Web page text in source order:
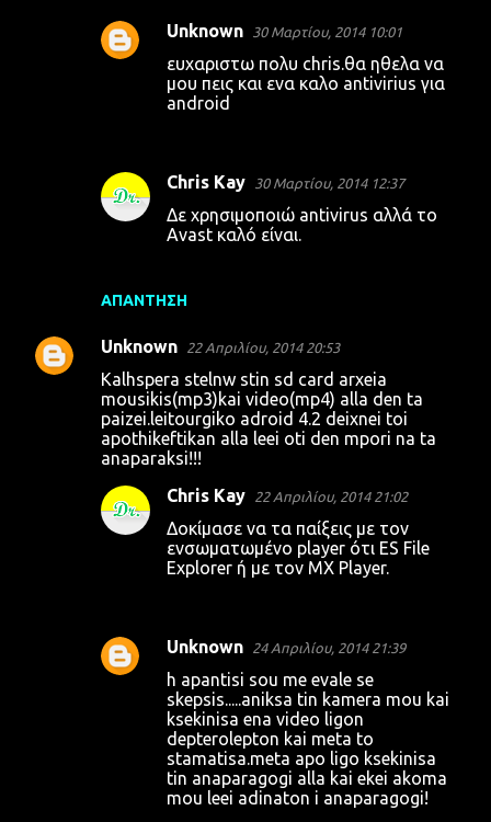
ΑΠΆΝΤΗΣΗ
Unknown 30 Μαρτίου, 2014 10:01
ευχαριστω πολυ chris.θα ηθελα να
μου πεις και ενα καλο antivirius για
android
Chris Kay 30 Μαρτίου, 2014 12:37
Δε χρησιμοποιώ antivirus αλλά το
Avast καλό είναι.
Unknown 22 Απριλίου, 2014 20:53
Kalhspera stelnw stin sd card arxeia
mousikis(mp3)kai video(mp4) alla den ta
paizei.leitourgiko adroid 4.2 deixnei toi
apothikeftikan alla leei oti den mpori na ta
anaparaksi!!!
Chris Kay 22 Απριλίου, 2014 21:02
Δοκίμασε να τα παίξεις με τον
ενσωματωμένο player ότι ES File
Explorer ή με τον MX Player.
Unknown 24 Απριλίου, 2014 21:39
h apantisi sou me evale se
skepsis.....aniksa tin kamera mou kai
ksekinisa ena video ligon
depterolepton kai meta to
stamatisa.meta apo ligo ksekinisa
tin anaparagogi alla kai ekei akoma
mou leei adinaton i anaparagogi!